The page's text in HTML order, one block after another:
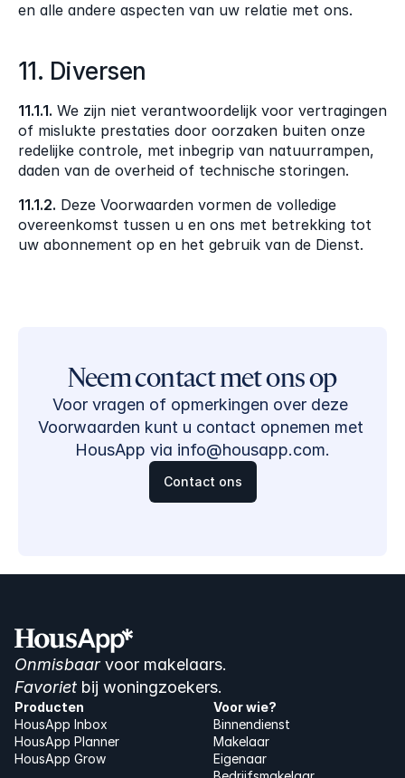
en alle andere aspecten van uw relatie met ons.
11. Diversen
11.1.1. We zijn niet verantwoordelijk voor vertragingen
of mislukte prestaties door oorzaken buiten onze
redelijke controle, met inbegrip van natuurrampen,
daden van de overheid of technische storingen.
11.1.2. Deze Voorwaarden vormen de volledige
overeenkomst tussen u en ons met betrekking tot
uw abonnement op en het gebruik van de Dienst.
Neem contact met ons op
Voor vragen of opmerkingen over deze
Voorwaarden kunt u contact opnemen met
HousApp via info@housapp.com.
Contact ons
Onmisbaar
Favoriet bij woningzoekers.
Producten
HousApp Inbox
HousApp Planner
HousApp Grow
Voor wie?
Binnendienst
Makelaar
Eigenaar